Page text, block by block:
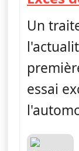
Un
essai